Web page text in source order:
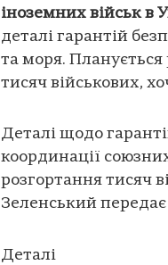
іноземних військ в
деталі гарантій
та моря. Планується
тисяч військових,
Деталі щодо
координації
розгортання тисяч
Зеленський передає
Деталі